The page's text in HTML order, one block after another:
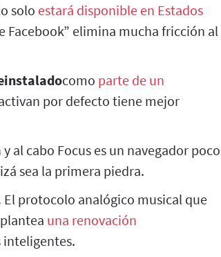
solo estará disponible en Estados
Facebook” elimina mucha fricción al
como parte de un
por defecto tiene mejor
y al cabo Focus es un navegador poco
sea la primera piedra.
El protocolo analógico musical que
una renovación